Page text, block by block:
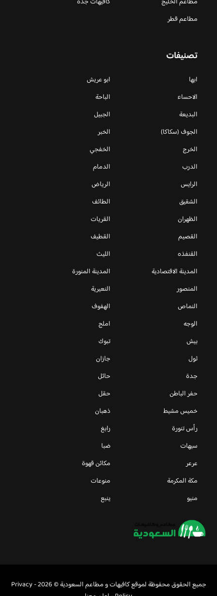
مطاعم قطر
تصنيفات
ابها
ابو عريش
الاحساء
الباحة
البديعة
الجبيل
الجوف (سكاكا)
الخبر
الخرج
الخفجي
الدرب
الدمام
الرايس
الرياض
الشقيق
الطائف
الظهران
القريات
القصيم
القطيف
القنفذه
الليث
المدينة الاقتصادية
المدينة المنورة
المنصور
النعيرية
النماص
الهفوف
الوجه
املج
بيش
تبوك
ثول
جازان
جدة
حائل
حفر الباطن
حقل
خميس مشيط
ذهبان
رأس تنورة
رابغ
سيهات
ضبا
عرعر
مكائن قهوة
مكة المكرمة
منوعات
منيو
ينبع
جميع الحقوق محفوظة لموقع كافيهات و مطاعم السعودية © 2026 -
Privacy